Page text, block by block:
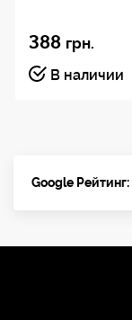
388 грн.
В наличии
Google Рейтинг: